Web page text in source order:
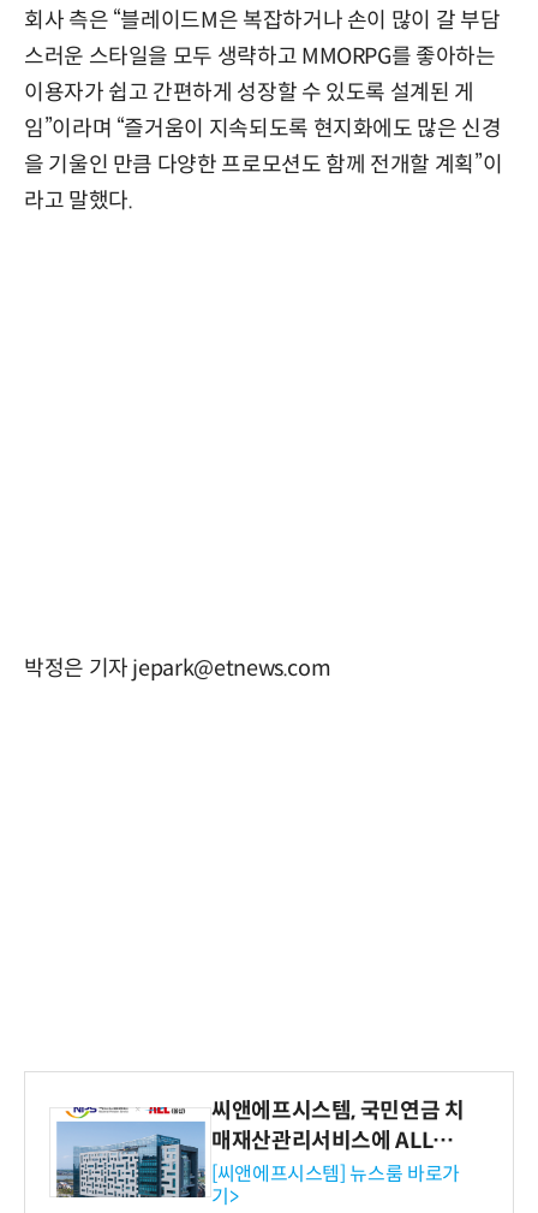
회사 측은 “블레이드M은 복잡하거나 손이 많이 갈 부담
스러운 스타일을 모두 생략하고 MMORPG를 좋아하는
이용자가 쉽고 간편하게 성장할 수 있도록 설계된 게
임”이라며 “즐거움이 지속되도록 현지화에도 많은 신경
을 기울인 만큼 다양한 프로모션도 함께 전개할 계획”이
라고 말했다.
박정은 기자 jepark@etnews.com
씨앤에프시스템, 국민연금 치
매재산관리서비스에 ALL# E
RP 공급
[씨앤에프시스템] 뉴스룸 바로가
기>